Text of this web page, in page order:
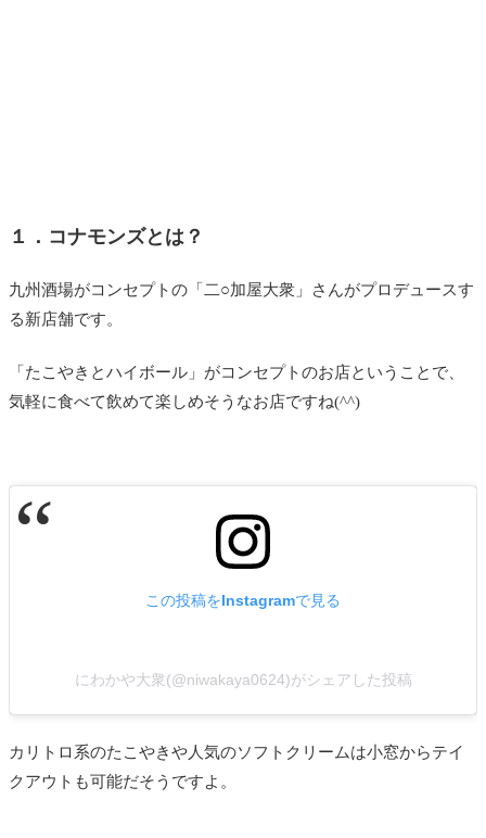
１．コナモンズとは？
九州酒場がコンセプトの「二○加屋大衆」さんがプロデュースす
る新店舗です。
「たこやきとハイボール」がコンセプトのお店ということで、
気軽に食べて飲めて楽しめそうなお店ですね(^^)
この投稿をInstagramで見る
にわかや大衆(@niwakaya0624)がシェアした投稿
カリトロ系のたこやきや人気のソフトクリームは小窓からテイ
クアウトも可能だそうですよ。